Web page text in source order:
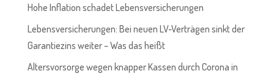
Hohe Inflation schadet Lebensversicherungen
Lebensversicherungen: Bei neuen LV-Verträgen sinkt der
Garantiezins weiter – Was das heißt
Altersvorsorge wegen knapper Kassen durch Corona in